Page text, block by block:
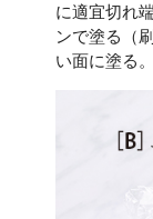
に適宜切れ
ンで塗る（
い面に塗る。